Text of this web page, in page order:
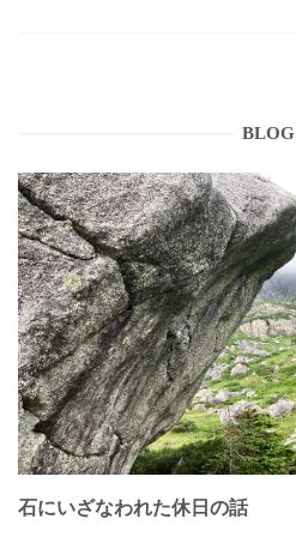
BLOG
石にいざなわれた休日の話